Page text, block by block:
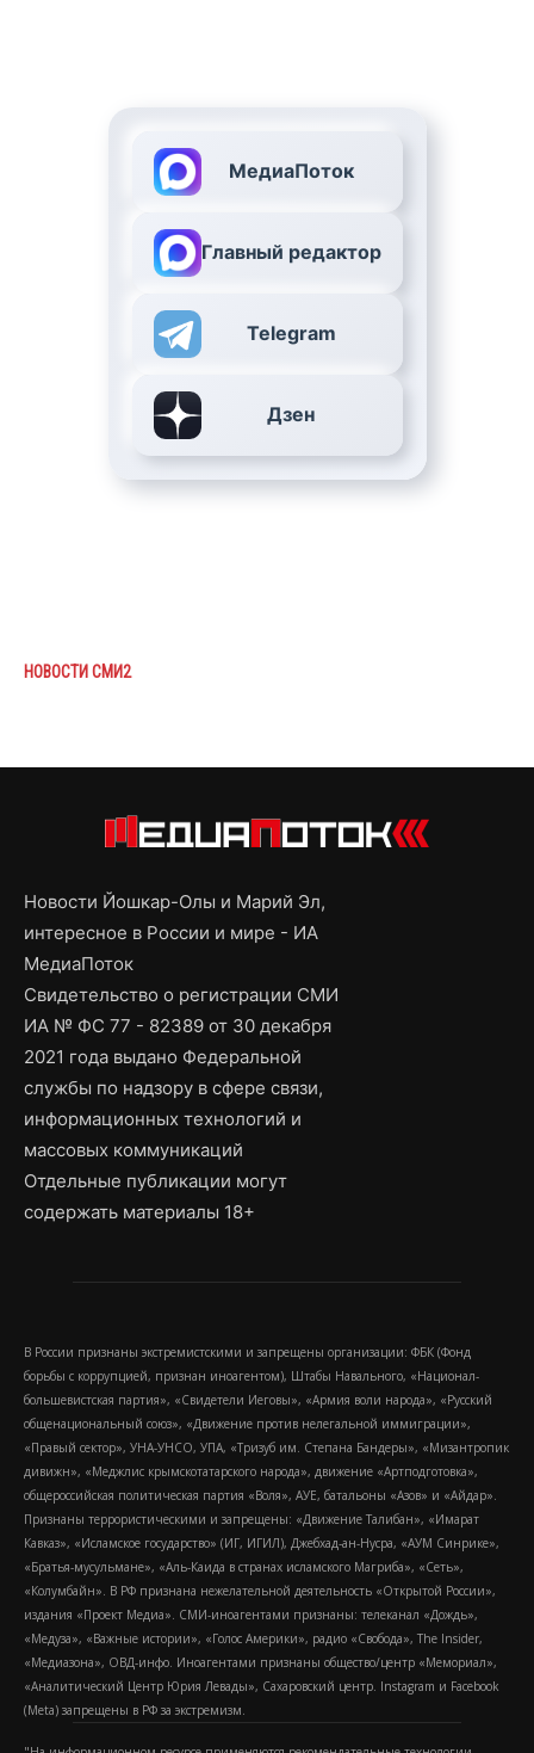
МедиаПоток
Главный редактор
Telegram
Дзен
НОВОСТИ СМИ2
Новости Йошкар-Олы и Марий Эл,
интересное в России и мире - ИА
МедиаПоток
Свидетельство о регистрации СМИ
ИА № ФС 77 - 82389 от 30 декабря
2021 года выдано Федеральной
службы по надзору в сфере связи,
информационных технологий и
массовых коммуникаций
Отдельные публикации могут
содержать материалы 18+
В России признаны экстремистскими и запрещены организации: ФБК (Фонд
борьбы с коррупцией, признан иноагентом), Штабы Навального, «Национал-
большевистская партия», «Свидетели Иеговы», «Армия воли народа», «Русский
общенациональный союз», «Движение против нелегальной иммиграции»,
«Правый сектор», УНА-УНСО, УПА, «Тризуб им. Степана Бандеры», «Мизантропик
дивижн», «Меджлис крымскотатарского народа», движение «Артподготовка»,
общероссийская политическая партия «Воля», АУЕ, батальоны «Азов» и «Айдар».
Признаны террористическими и запрещены: «Движение Талибан», «Имарат
Кавказ», «Исламское государство» (ИГ, ИГИЛ), Джебхад-ан-Нусра, «АУМ Синрике»,
«Братья-мусульмане», «Аль-Каида в странах исламского Магриба», «Сеть»,
«Колумбайн». В РФ признана нежелательной деятельность «Открытой России»,
издания «Проект Медиа». СМИ-иноагентами признаны: телеканал «Дождь»,
«Медуза», «Важные истории», «Голос Америки», радио «Свобода», The Insider,
«Медиазона», ОВД-инфо. Иноагентами признаны общество/центр «Мемориал»,
«Аналитический Центр Юрия Левады», Сахаровский центр. Instagram и Facebook
(Metа) запрещены в РФ за экстремизм.